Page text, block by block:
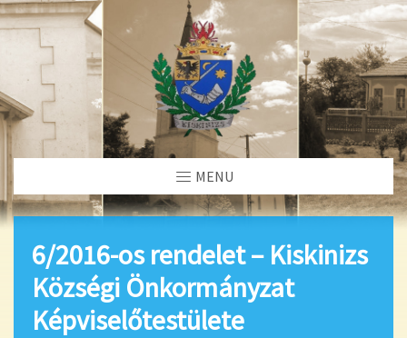
MENU
6/2016-os rendelet – Kiskinizs
Községi Önkormányzat
Képviselőtestülete